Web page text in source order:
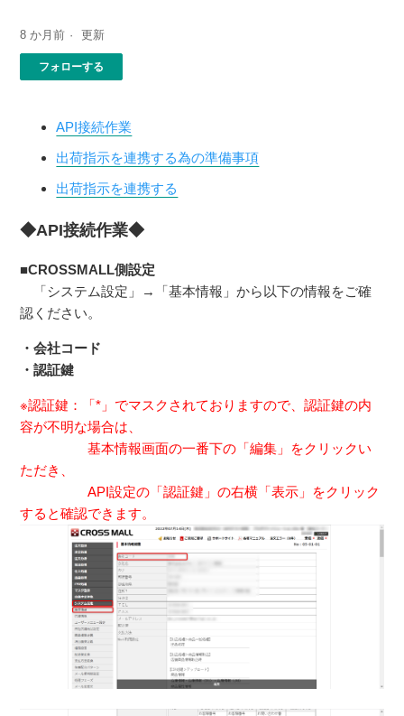
8 か月前 更新
フォローする
API接続作業
出荷指示を連携する為の準備事項
出荷指示を連携する
◆API接続作業◆
■CROSSMALL側設定
「システム設定」→「基本情報」から以下の情報をご確
認ください。
・会社コード
・認証鍵
※認証鍵：「*」でマスクされておりますので、認証鍵の内
容が不明な場合は、
基本情報画面の一番下の「編集」をクリックい
ただき、
API設定の「認証鍵」の右横「表示」をクリック
すると確認できます。